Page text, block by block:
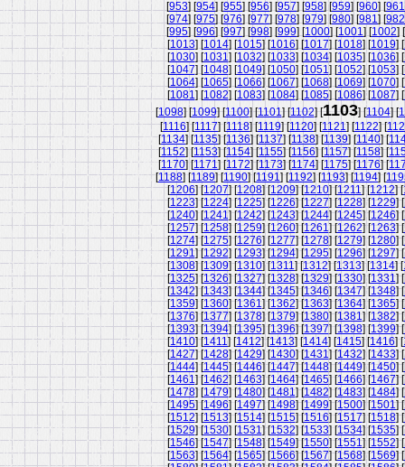
[953] [954] [955] [956] [957] [958] [959] [960] [961
[974] [975] [976] [977] [978] [979] [980] [981] [982
[995] [996] [997] [998] [999] [1000] [1001] [1002] [
[1013] [1014] [1015] [1016] [1017] [1018] [1019] [
[1030] [1031] [1032] [1033] [1034] [1035] [1036] [
[1047] [1048] [1049] [1050] [1051] [1052] [1053] [
[1064] [1065] [1066] [1067] [1068] [1069] [1070] [
[1081] [1082] [1083] [1084] [1085] [1086] [1087] [
[1098] [1099] [1100] [1101] [1102] [1103] [1104] [
[1116] [1117] [1118] [1119] [1120] [1121] [1122] [
[1134] [1135] [1136] [1137] [1138] [1139] [1140] [
[1152] [1153] [1154] [1155] [1156] [1157] [1158] [
[1170] [1171] [1172] [1173] [1174] [1175] [1176] [
[1188] [1189] [1190] [1191] [1192] [1193] [1194] [
[1206] [1207] [1208] [1209] [1210] [1211] [1212] [
[1223] [1224] [1225] [1226] [1227] [1228] [1229] [
[1240] [1241] [1242] [1243] [1244] [1245] [1246] [
[1257] [1258] [1259] [1260] [1261] [1262] [1263] [
[1274] [1275] [1276] [1277] [1278] [1279] [1280] [
[1291] [1292] [1293] [1294] [1295] [1296] [1297] [
[1308] [1309] [1310] [1311] [1312] [1313] [1314] [
[1325] [1326] [1327] [1328] [1329] [1330] [1331] [
[1342] [1343] [1344] [1345] [1346] [1347] [1348] [
[1359] [1360] [1361] [1362] [1363] [1364] [1365] [
[1376] [1377] [1378] [1379] [1380] [1381] [1382] [
[1393] [1394] [1395] [1396] [1397] [1398] [1399] [
[1410] [1411] [1412] [1413] [1414] [1415] [1416] [
[1427] [1428] [1429] [1430] [1431] [1432] [1433] [
[1444] [1445] [1446] [1447] [1448] [1449] [1450] [
[1461] [1462] [1463] [1464] [1465] [1466] [1467] [
[1478] [1479] [1480] [1481] [1482] [1483] [1484] [
[1495] [1496] [1497] [1498] [1499] [1500] [1501] [
[1512] [1513] [1514] [1515] [1516] [1517] [1518] [
[1529] [1530] [1531] [1532] [1533] [1534] [1535] [
[1546] [1547] [1548] [1549] [1550] [1551] [1552] [
[1563] [1564] [1565] [1566] [1567] [1568] [1569] [